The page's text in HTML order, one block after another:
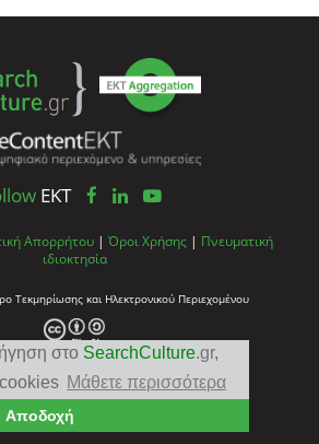
στο SearchCulture.gr,
Μάθετε περισσότερα
Αποδοχή
EKT
Απορρήτου | Όροι Χρήσης | Πνευματική
ιδιοκτησία
Τεκμηρίωσης και Ηλεκτρονικού Περιεχομένου